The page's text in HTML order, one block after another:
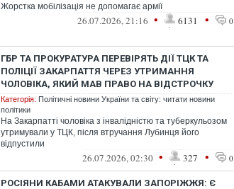
Жорстка мобілізація не допомагає армії
26.07.2026, 21:16 • 6131 • 0
ГБР ТА ПРОКУРАТУРА ПЕРЕВІРЯТЬ ДІЇ ТЦК ТА
ПОЛІЦІЇ ЗАКАРПАТТЯ ЧЕРЕЗ УТРИМАННЯ
ЧОЛОВІКА, ЯКИЙ МАВ ПРАВО НА ВІДСТРОЧКУ
Категорія: Політичні новини України та світу: читати новини
політики
На Закарпатті чоловіка з інвалідністю та туберкульозом
утримували у ТЦК, після втручання Лубинця його
відпустили
26.07.2026, 02:30 • 327 • 0
РОСІЯНИ КАБАМИ АТАКУВАЛИ ЗАПОРІЖЖЯ: Є